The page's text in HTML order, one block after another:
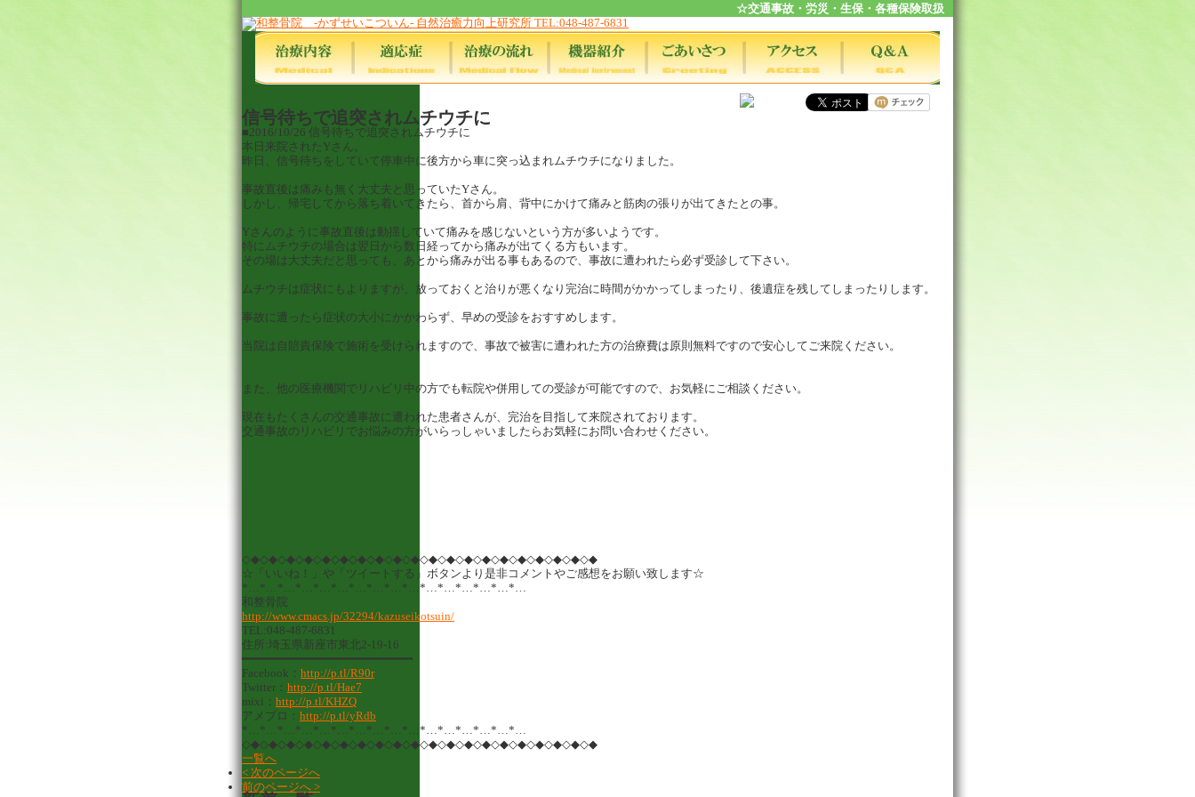
☆交通事故・労災・生保・各種保険取扱
信号待ちで追突されムチウチに
■2016/10/26 信号待ちで追突されムチウチに
本日来院されたYさん。
昨日、信号待ちをしていて停車中に後方から車に突っ込まれムチウチになりました。
事故直後は痛みも無く大丈夫と思っていたYさん。
しかし、帰宅してから落ち着いてきたら、首から肩、背中にかけて痛みと筋肉の張りが出てきたとの事。
Yさんのように事故直後は動揺していて痛みを感じないという方が多いようです。
特にムチウチの場合は翌日から数日経ってから痛みが出てくる方もいます。
その場は大丈夫だと思っても、あとから痛みが出る事もあるので、事故に遭われたら必ず受診して下さい。
ムチウチは症状にもよりますが、放っておくと治りが悪くなり完治に時間がかかってしまったり、後遺症を残してしまったりします。
事故に遭ったら症状の大小にかかわらず、早めの受診をおすすめします。
当院は自賠責保険で施術を受けられますので、事故で被害に遭われた方の治療費は原則無料ですので安心してご来院ください。
また、他の医療機関でリハビリ中の方でも転院や併用しての受診が可能ですので、お気軽にご相談ください。
現在もたくさんの交通事故に遭われた患者さんが、完治を目指して来院されております。
交通事故のリハビリでお悩みの方がいらっしゃいましたらお気軽にお問い合わせください。
◇◆◇◆◇◆◇◆◇◆◇◆◇◆◇◆◇◆◇◆◇◆◇◆◇◆◇◆◇◆◇◆◇◆◇◆◇◆◇◆
☆「いいね！」や「ツイートする」ボタンより是非コメントやご感想をお願い致します☆
*…*…*…*…*…*…*…*…*…*…*…*…*…*…*…*…
和整骨院
http://www.cmacs.jp/32294/kazuseikotsuin/
TEL:048-487-6831
住所:埼玉県新座市東北2-19-16
━━━━━━━━━━━━━━━━━━━━━━━━
Facebook： http://p.tl/R90r
Twitter： http://p.tl/Hae7
mixi： http://p.tl/KHZQ
アメブロ： http://p.tl/yRdb
*…*…*…*…*…*…*…*…*…*…*…*…*…*…*…*…
◇◆◇◆◇◆◇◆◇◆◇◆◇◆◇◆◇◆◇◆◇◆◇◆◇◆◇◆◇◆◇◆◇◆◇◆◇◆◇◆
一覧へ
< 次のページへ
前のページへ >